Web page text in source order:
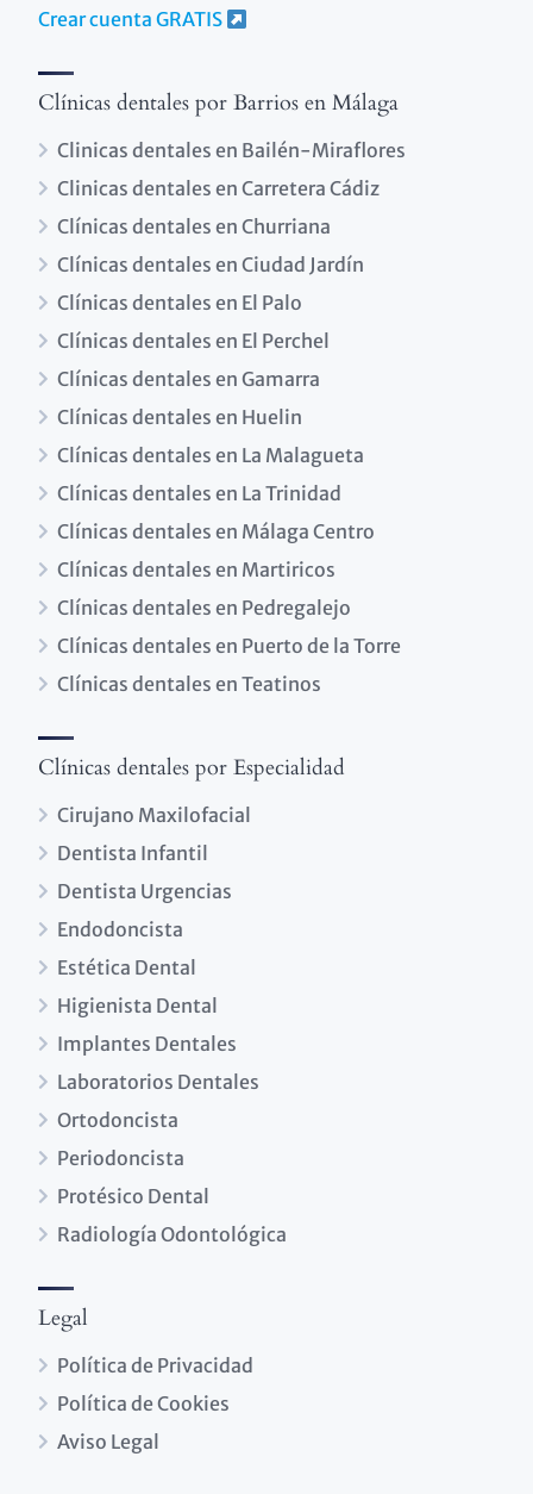
Crear cuenta GRATIS
Clínicas dentales por Barrios en Málaga
Clinicas dentales en Bailén-Miraflores
Clinicas dentales en Carretera Cádiz
Clínicas dentales en Churriana
Clínicas dentales en Ciudad Jardín
Clínicas dentales en El Palo
Clínicas dentales en El Perchel
Clínicas dentales en Gamarra
Clínicas dentales en Huelin
Clínicas dentales en La Malagueta
Clínicas dentales en La Trinidad
Clínicas dentales en Málaga Centro
Clínicas dentales en Martiricos
Clínicas dentales en Pedregalejo
Clínicas dentales en Puerto de la Torre
Clínicas dentales en Teatinos
Clínicas dentales por Especialidad
Cirujano Maxilofacial
Dentista Infantil
Dentista Urgencias
Endodoncista
Estética Dental
Higienista Dental
Implantes Dentales
Laboratorios Dentales
Ortodoncista
Periodoncista
Protésico Dental
Radiología Odontológica
Legal
Política de Privacidad
Política de Cookies
Aviso Legal